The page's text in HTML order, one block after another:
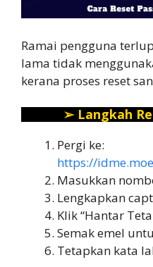
Ramai pengguna
lama tidak
kerana proses reset
➢ Langkah
Pergi ke:
https://
Masukkan
Lengkapkan
Klik “Hantar
Semak emel
Tetapkan kata